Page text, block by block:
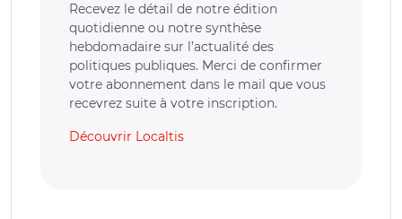
Recevez le détail de notre édition
quotidienne ou notre synthèse
hebdomadaire sur l’actualité des
politiques publiques. Merci de confirmer
votre abonnement dans le mail que vous
recevrez suite à votre inscription.
Découvrir Localtis